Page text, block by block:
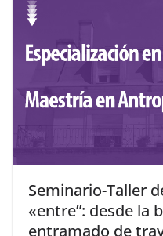
Seminario-Taller
«entre”: desde la
entramado de